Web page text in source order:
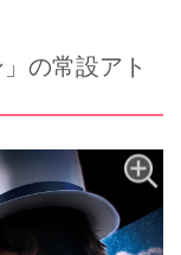
の常設アト